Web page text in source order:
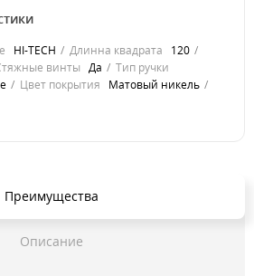
HI-TECH Длинна квадрата
120
винты Да
Тип ручки
Цвет покрытия Матовый никель
Преимущества
Описание